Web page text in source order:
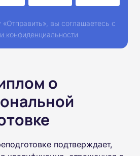
вы соглашаетесь с
конфиденциальности
о
подтверждает,